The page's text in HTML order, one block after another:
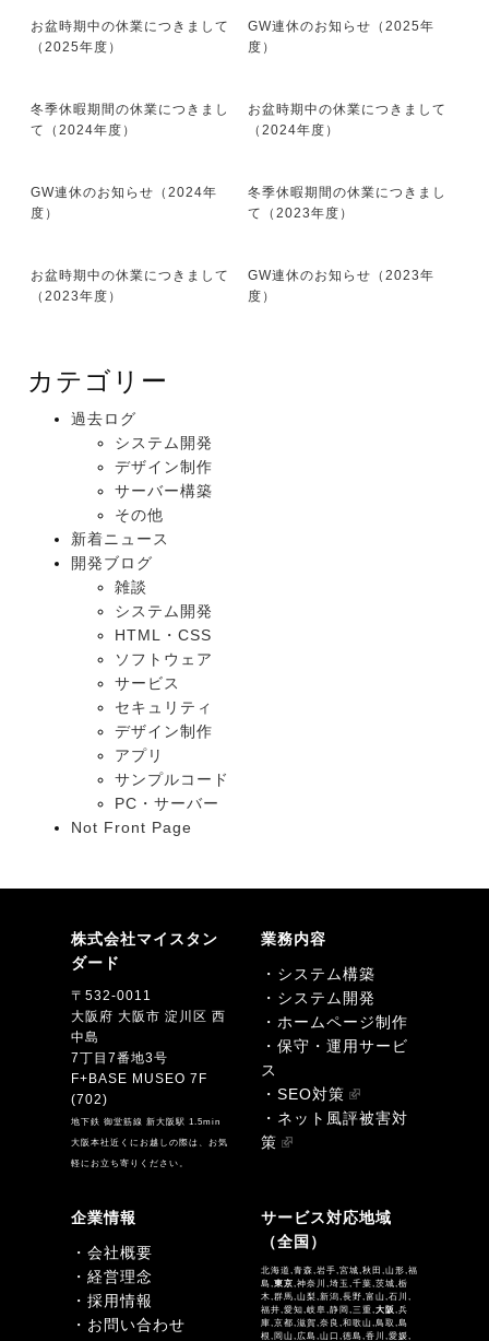
お盆時期中の休業につきまして
（2025年度）
GW連休のお知らせ（2025年
度）
冬季休暇期間の休業につきまし
て（2024年度）
お盆時期中の休業につきまして
（2024年度）
GW連休のお知らせ（2024年
度）
冬季休暇期間の休業につきまし
て（2023年度）
お盆時期中の休業につきまして
（2023年度）
GW連休のお知らせ（2023年
度）
カテゴリー
過去ログ
システム開発
デザイン制作
サーバー構築
その他
新着ニュース
開発ブログ
雑談
システム開発
HTML・CSS
ソフトウェア
サービス
セキュリティ
デザイン制作
アプリ
サンプルコード
PC・サーバー
Not Front Page
株式会社マイスタン
ダード
〒532-0011
大阪府 大阪市 淀川区 西
中島
7丁目7番地3号
F+BASE MUSEO 7F
(702)
地下鉄 御堂筋線 新大阪駅 1.5min
大阪本社近くにお越しの際は、お気
軽にお立ち寄りください。
業務内容
・システム構築
・システム開発
・ホームページ制作
・保守・運用サービ
ス
・SEO対策
・ネット風評被害対
策
企業情報
・会社概要
・経営理念
・採用情報
・お問い合わせ
サービス対応地域
（全国）
北海道,青森,岩手,宮城,秋田,山形,福
島,東京,神奈川,埼玉,千葉,茨城,栃
木,群馬,山梨,新潟,長野,富山,石川,
福井,愛知,岐阜,静岡,三重,大阪,兵
庫,京都,滋賀,奈良,和歌山,鳥取,島
根,岡山,広島,山口,徳島,香川,愛媛,